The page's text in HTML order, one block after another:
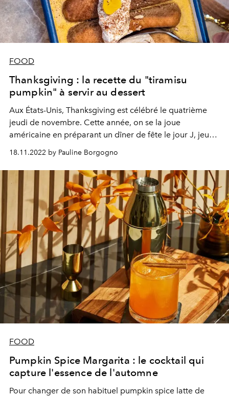
FOOD
Thanksgiving : la recette du "tiramisu
pumpkin" à servir au dessert
Aux États-Unis, Thanksgiving est célébré le quatrième
jeudi de novembre. Cette année, on se la joue
américaine en préparant un dîner de fête le jour J, jeudi
24 novembre 2022. Pour un dessert thématique, la
Cali Sisters
en partenariat avec Carrie Solomon
nous ont livré les secrets de leur "tiramisu pumpkin".
18.11.2022 by Pauline Borgogno
FOOD
Pumpkin Spice Margarita : le cocktail qui
capture l'essence de l'automne
Pour changer de son habituel pumpkin spice latte de